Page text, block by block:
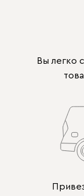
Вы легко